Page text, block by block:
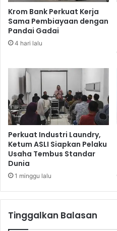
L
o
k
l
y
,
y
k
a
n
H
U
T
k
e
-
d
Krom Bank Perkuat Kerja
Sama Pembiayaan dengan
Pandai Gadai
4 hari lalu
Perkuat Industri Laundry,
Ketum ASLI Siapkan Pelaku
Usaha Tembus Standar
Dunia
1 minggu lalu
Tinggalkan Balasan